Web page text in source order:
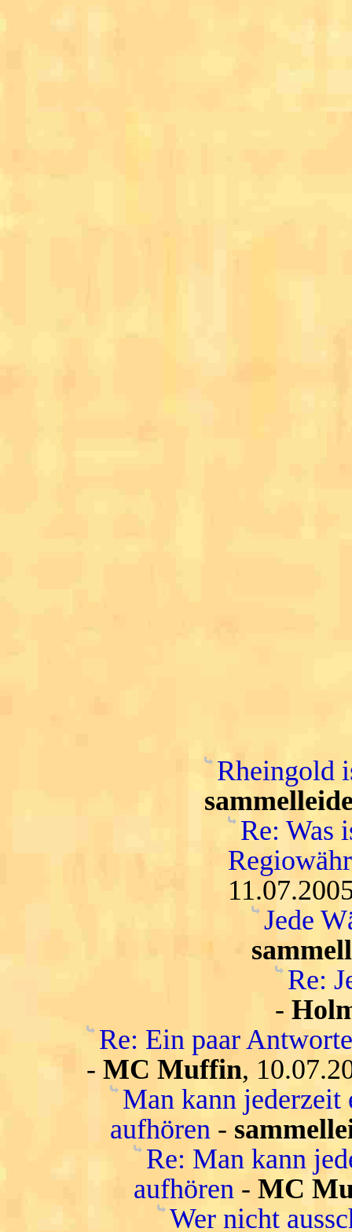
Rheingold
Re: Was
Jede
Re:
-
Re: Ein paar
- MC Muffin,
Man kann
aufhören -
Re: Man kann
aufhören - MC
Wer nicht